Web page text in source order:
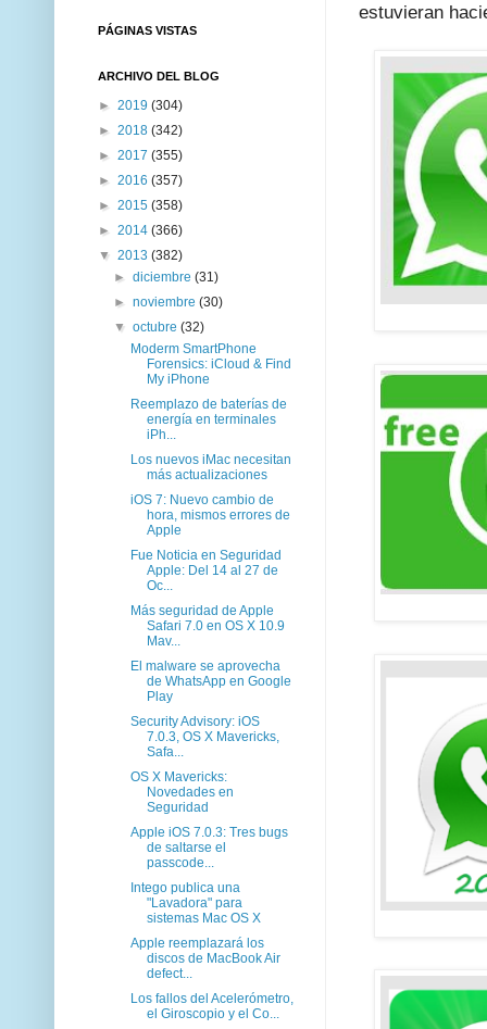
estuvieran
PÁGINAS VISTAS
ARCHIVO DEL BLOG
► 2019 (304)
► 2018 (342)
► 2017 (355)
► 2016 (357)
► 2015 (358)
► 2014 (366)
▼ 2013 (382)
►diciembre(31)
►noviembre(30)
▼octubre(32)
Moderm SmartPhone
Forensics: iCloud & Find
My iPhone
Reemplazo de baterías de
energía en terminales
iPh...
Los nuevos iMac necesitan
más actualizaciones
iOS 7: Nuevo cambio de
hora, mismos errores de
Apple
Fue Noticia en Seguridad
Apple: Del 14 al 27 de
Oc...
Más seguridad de Apple
Safari 7.0 en OS X 10.9
Mav...
El malware se aprovecha
de WhatsApp en Google
Play
Security Advisory: iOS
7.0.3, OS X Mavericks,
Safa...
OS X Mavericks:
Novedades en
Seguridad
Apple iOS 7.0.3: Tres bugs
de saltarse el
passcode...
Intego publica una
"Lavadora" para
sistemas Mac OS X
Apple reemplazará los
discos de MacBook Air
defect...
Los fallos del Acelerómetro,
el Giroscopio y el Co...